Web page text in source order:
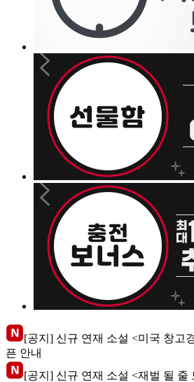
[공지] 신규 연재 소설 <미국 창고
픈 안내
[공지] 신규 연재 소설 <재벌 될 줄